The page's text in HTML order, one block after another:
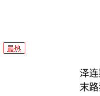
最热
泽
末路